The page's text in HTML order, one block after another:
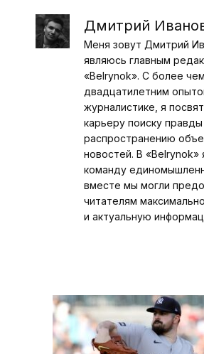
Дмитрий
Меня зовут Дмитрий
являюсь главным
«Belrynok». С более чем
двадцатилетним
журналистике, я
карьеру поиску правды
распространению
новостей. В «Belrynok»
команду
вместе мы могли
читателям
и актуальную